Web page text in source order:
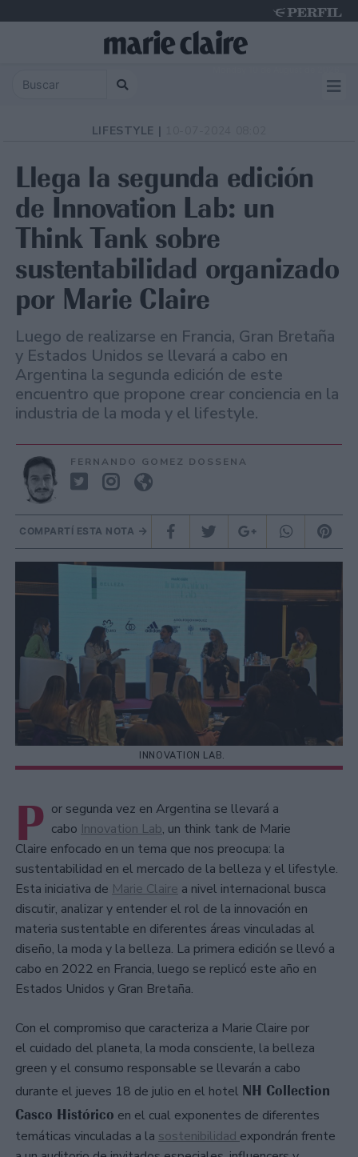
LIFESTYLE |
Llega la segunda edición
de Innovation Lab: un
Think Tank sobre
sustentabilidad organizado
por Marie Claire
Luego de realizarse en Francia, Gran Bretaña
y Estados Unidos se llevará a cabo en
Argentina la segunda edición de este
encuentro que propone crear conciencia en la
industria de la moda y el lifestyle.
FERNANDO GOMEZ DOSSENA
COMPARTÍ ESTA NOTA
INNOVATION LAB.
P or segunda vez en Argentina se llevará a
cabo Innovation Lab, un think tank de Marie
Claire enfocado en un tema que nos preocupa: la
sustentabilidad en el mercado de la belleza y el lifestyle.
Esta iniciativa de Marie Claire a nivel internacional busca
discutir, analizar y entender el rol de la innovación en
materia sustentable en diferentes áreas vinculadas al
diseño, la moda y la belleza. La primera edición se llevó a
cabo en 2022 en Francia, luego se replicó este año en
Estados Unidos y Gran Bretaña.
Con el compromiso que caracteriza a Marie Claire por
el cuidado del planeta, la moda consciente, la belleza
green y el consumo responsable se llevarán a cabo
durante el jueves 18 de julio en el hotel NH Collection
Casco Histórico en el cual exponentes de diferentes
temáticas vinculadas a la sostenibilidad expondrán frente